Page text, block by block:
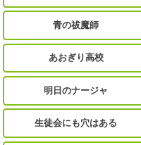
青の祓魔師
あおぎり高校
明日のナージャ
生徒会にも穴はある